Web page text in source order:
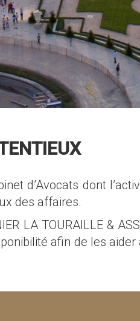
d’Avocats dont
des affaires.
LA TOURAILLE &
afin de les